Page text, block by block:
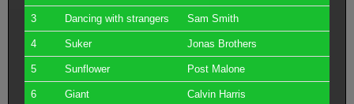
3 Dancing with strangers Sam Smith
4 Suker Jonas Brothers
5 Sunflower Post Malone
6 Giant Calvin Harris